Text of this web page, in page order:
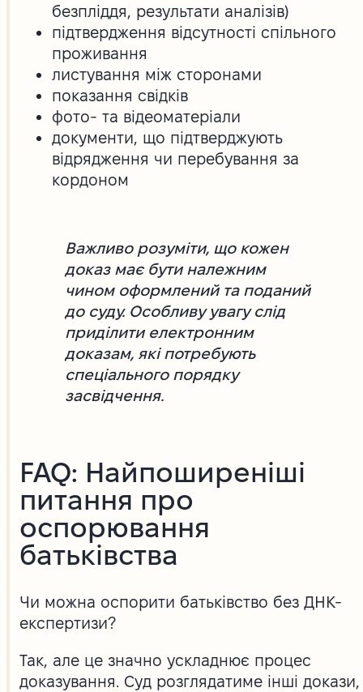
безпліддя, результати аналізів)
підтвердження відсутності спільного
проживання
листування між сторонами
показання свідків
фото- та відеоматеріали
документи, що підтверджують
відрядження чи перебування за
кордоном
Важливо розуміти, що кожен
доказ має бути належним
чином оформлений та поданий
до суду. Особливу увагу слід
приділити електронним
доказам, які потребують
спеціального порядку
засвідчення.
FAQ: Найпоширеніші
питання про
оспорювання
батьківства
Чи можна оспорити батьківство без ДНК-
експертизи?
Так, але це значно ускладнює процес
доказування. Суд розглядатиме інші докази,